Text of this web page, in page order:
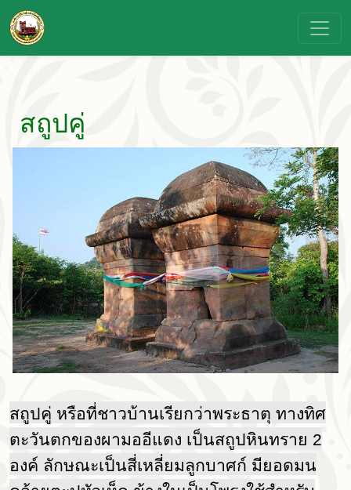
สถูปคู่
สถูปคู่ หรือที่ชาวบ้านเรียกว่าพระธาตุ ทางทิศ
ตะวันตกของผามออีแดง เป็นสถูปหินทราย 2
องค์ ลักษณะเป็นสี่เหลี่ยมลูกบาศก์ มียอดมน